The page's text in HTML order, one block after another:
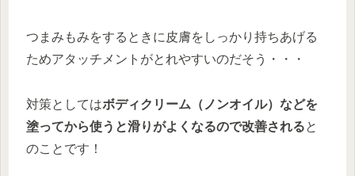
つまみもみをするときに皮膚をしっかり持ちあげる
ためアタッチメントがとれやすいのだそう・・・
対策としてはボディクリーム（ノンオイル）などを
塗ってから使うと滑りがよくなるので改善されると
のことです！